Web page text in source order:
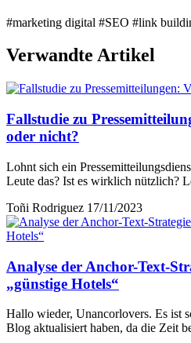
#marketing digital #SEO #link
Verwandte Artikel
Fallstudie zu
oder nicht?
Lohnt sich ein
Leute das? Ist es wirklich nützlich?
Toñi Rodriguez 17/11/2023
Analyse der Anchor-Text-
„günstige Hotels“
Hallo wieder, Unancorlovers. Es ist
Blog aktualisiert haben, da die Zeit